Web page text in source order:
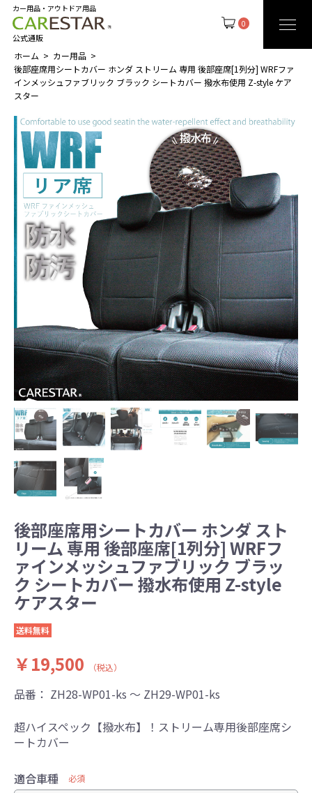
0
カー用品・アウトドア用品
公式通販
ホーム
カー用品
後部座席用シートカバー ホンダ ストリーム 専用 後部座席[1列分] WRFファ
インメッシュファブリック ブラック シートカバー 撥水布使用 Z-style ケア
スター
後部座席用シートカバー ホンダ スト
リーム 専用 後部座席[1列分] WRFフ
ァインメッシュファブリック ブラッ
ク シートカバー 撥水布使用 Z-style
ケアスター
送料無料
￥19,500 （税込）
品番： ZH28-WP01-ks ～ ZH29-WP01-ks
超ハイスペック【撥水布】！ストリーム専用後部座席シ
ートカバー
適合車種 必須